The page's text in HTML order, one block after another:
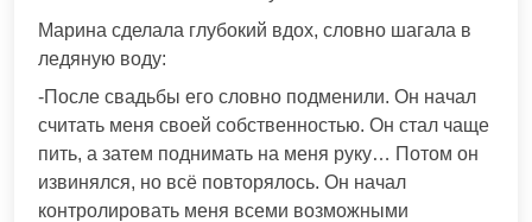
Марина сделала глубокий вдох, словно шагала в
ледяную воду:
-После свадьбы его словно подменили. Он начал
считать меня своей собственностью. Он стал чаще
пить, а затем поднимать на меня руку… Потом он
извинялся, но всё повторялось. Он начал
контролировать меня всеми возможными